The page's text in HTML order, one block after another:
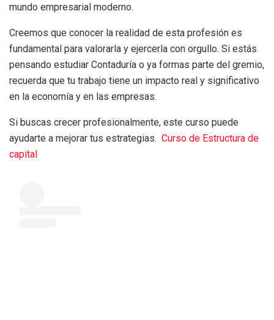
mundo empresarial moderno.
Creemos que conocer la realidad de esta profesión es
fundamental para valorarla y ejercerla con orgullo. Si estás
pensando estudiar Contaduría o ya formas parte del gremio,
recuerda que tu trabajo tiene un impacto real y significativo
en la economía y en las empresas.
Si buscas crecer profesionalmente, este curso puede
ayudarte a mejorar tus estrategias. Curso de Estructura de
capital